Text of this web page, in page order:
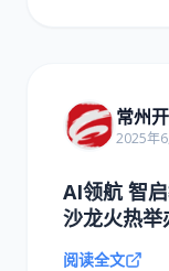
常州
2025年6
AI领航 智
沙龙火热举
阅读全文